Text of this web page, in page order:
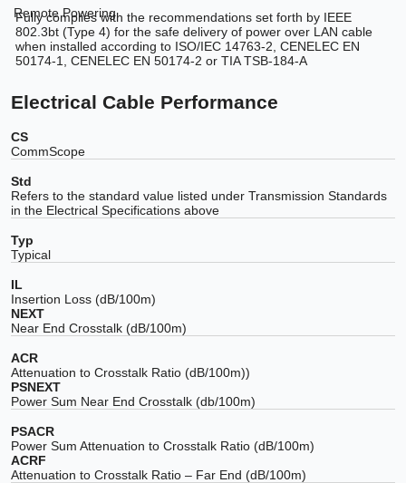
Remote Powering
Fully complies with the recommendations set forth by IEEE
802.3bt (Type 4) for the safe delivery of power over LAN cable
when installed according to ISO/IEC 14763-2, CENELEC EN
50174-1, CENELEC EN 50174-2 or TIA TSB-184-A
Electrical Cable Performance
CS
CommScope
Std
Refers to the standard value listed under Transmission Standards
in the Electrical Specifications above
Typ
Typical
IL
Insertion Loss (dB/100m)
NEXT
Near End Crosstalk (dB/100m)
ACR
Attenuation to Crosstalk Ratio (dB/100m))
PSNEXT
Power Sum Near End Crosstalk (db/100m)
PSACR
Power Sum Attenuation to Crosstalk Ratio (dB/100m)
ACRF
Attenuation to Crosstalk Ratio – Far End (dB/100m)